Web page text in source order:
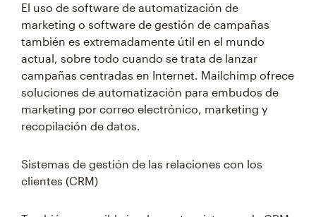
El uso de software de automatización de
marketing o software de gestión de campañas
también es extremadamente útil en el mundo
actual, sobre todo cuando se trata de lanzar
campañas centradas en Internet. Mailchimp ofrece
soluciones de automatización para embudos de
marketing por correo electrónico, marketing y
recopilación de datos.
Sistemas de gestión de las relaciones con los
clientes (CRM)